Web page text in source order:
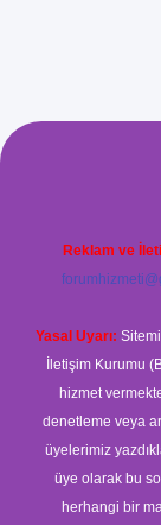
Reklam ve
Yasal Uyarı:
İletişim Kurumu
hizmet
denetleme veya
üyelerimiz
üye olarak bu
herhangi bir